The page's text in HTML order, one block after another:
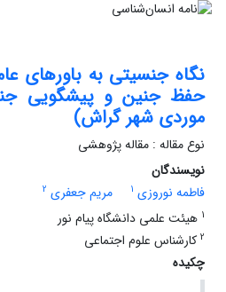
نگاه جنسیتی به باورهای
حفظ جنین و پیشگویی
موردی شهر گراش)
نوع مقاله : مقاله پژوهشی
نویسندگان
فاطمه نوروزی 1 مریم جعفری 2
1 هیئت علمی دانشگاه پیام نور
2 کارشناس علوم اجتماعی
چکیده